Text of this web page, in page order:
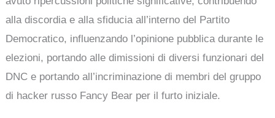
alla discordia e alla sfiducia all’interno del Partito
Democratico, influenzando l’opinione pubblica durante le
elezioni, portando alle dimissioni di diversi funzionari del
DNC e portando all’incriminazione di membri del gruppo
di hacker russo Fancy Bear per il furto iniziale.